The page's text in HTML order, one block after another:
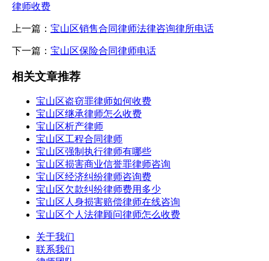
律师收费
上一篇： 宝山区销售合同律师法律咨询律所电话
下一篇： 宝山区保险合同律师电话
相关文章推荐
宝山区盗窃罪律师如何收费
宝山区继承律师怎么收费
宝山区析产律师
宝山区工程合同律师
宝山区强制执行律师有哪些
宝山区损害商业信誉罪律师咨询
宝山区经济纠纷律师咨询费
宝山区欠款纠纷律师费用多少
宝山区人身损害赔偿律师在线咨询
宝山区个人法律顾问律师怎么收费
关于我们
联系我们